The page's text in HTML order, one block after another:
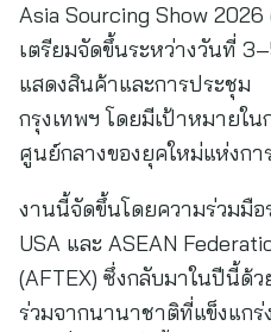
Asia Sourcing Show
เตรียมจัดขึ้นระหว่างวันที่
แสดงสินค้าและการประชุม
กรุงเทพฯ โดยมีเป้าหมายใ
ศูนย์กลางของยุคใหม่แห่งก
งานนี้จัดขึ้นโดยความร่วมมือ
USA และ ASEAN
(AFTEX) ซึ่งกลับมาในปีนี้ด้
ร่วมจากนานาชาติที่แข็งแกร่